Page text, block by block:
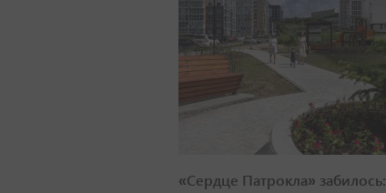
«Сердце Патрокла» забилось: